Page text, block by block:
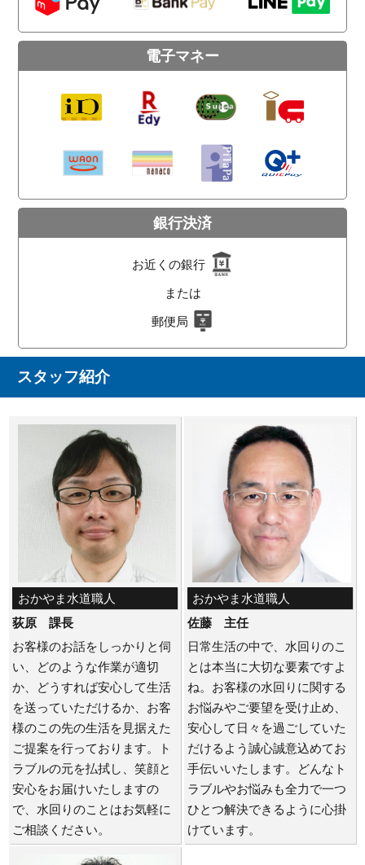
電子マネー
銀行決済
お近くの銀行
または
郵便局
スタッフ紹介
おかやま水道職人
荻原 課長
お客様のお話をしっかりと伺
い、どのような作業が適切
か、どうすれば安心して生活
を送っていただけるか、お客
様のこの先の生活を見据えた
ご提案を行っております。ト
ラブルの元を払拭し、笑顔と
安心をお届けいたしますの
で、水回りのことはお気軽に
ご相談ください。
おかやま水道職人
佐藤 主任
日常生活の中で、水回りのこ
とは本当に大切な要素ですよ
ね。お客様の水回りに関する
お悩みやご要望を受け止め、
安心して日々を過ごしていた
だけるよう誠心誠意込めてお
手伝いいたします。どんなト
ラブルやお悩みも全力で一つ
ひとつ解決できるように心掛
けています。